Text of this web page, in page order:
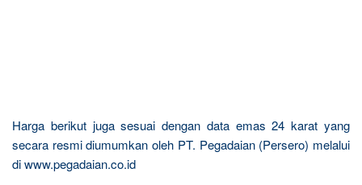
Harga berikut juga sesuai dengan data emas 24 karat yang
secara resmi diumumkan oleh PT. Pegadaian (Persero) melalui
di www.pegadaian.co.id